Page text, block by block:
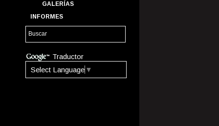
GALERÍAS
INFORMES
Traductor
Select Language ▼